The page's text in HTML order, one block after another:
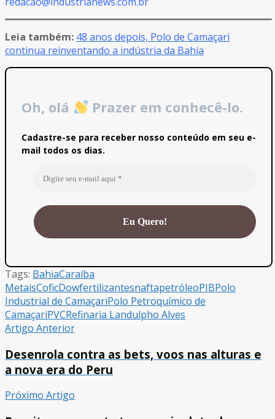
Leia também: 48 anos depois, Polo de Camaçari
continua reinventando a indústria da Bahia
Oh, olá Prazer em conhecê-lo.
Cadastre-se para receber nosso conteúdo em seu e-
mail todos os dias.
Tags: BahiaCaraíba
MetaisCoficDowfertilizantesnaftapetróleoPIBPolo
Industrial de CamaçariPolo Petroquímico de
CamaçariPVCRefinaria Landulpho Alves
Artigo Anterior
Desenrola contra as bets, voos nas alturas e
a nova era do Peru
Próximo Artigo